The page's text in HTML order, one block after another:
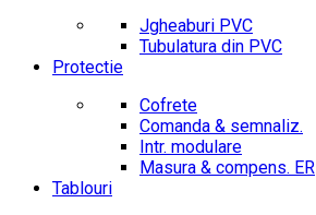
Jgheaburi PVC
Tubulatura din PVC
Protectie
Cofrete
Comanda & semnaliz.
Intr. modulare
Masura & compens. ER
Tablouri